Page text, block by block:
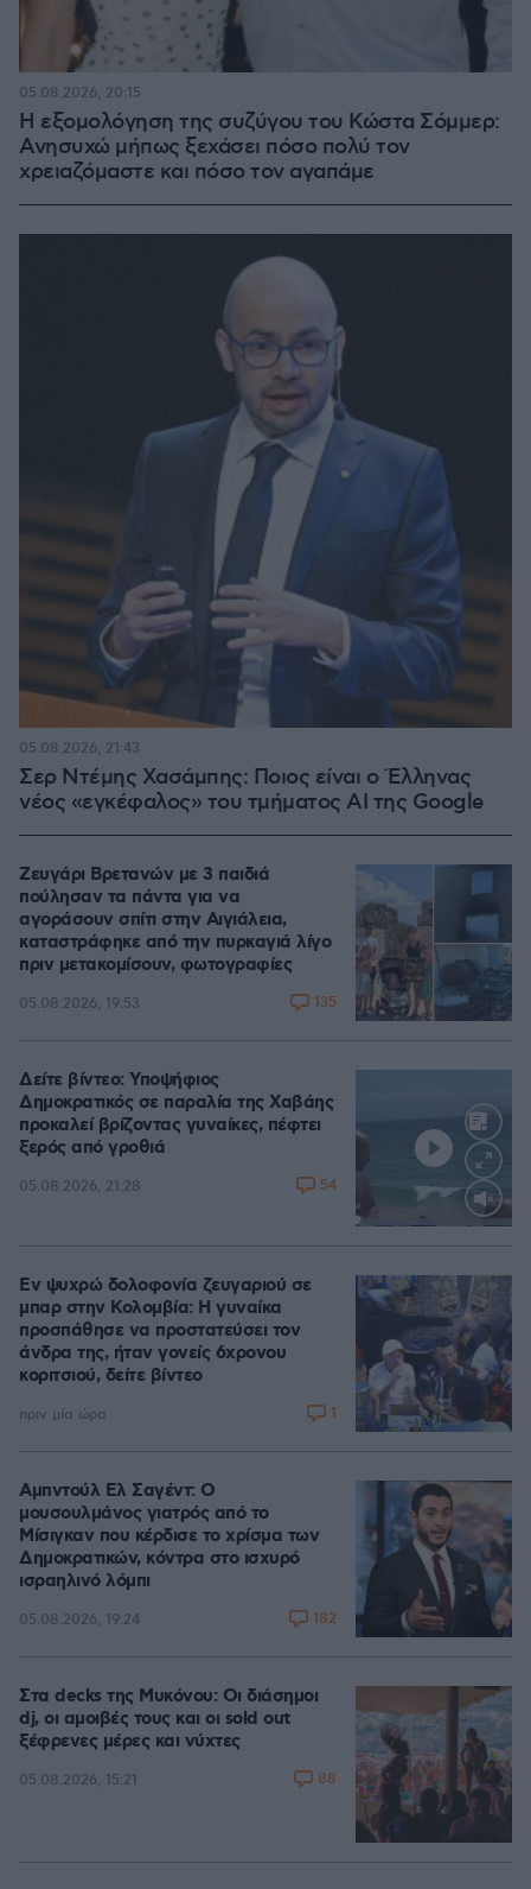
Η εξομολόγηση της συζύγου του Κώστα Σόμμερ:
Ανησυχώ μήπως ξεχάσει πόσο πολύ τον
χρειαζόμαστε και πόσο τον αγαπάμε
05.08.2026, 20:15
Σερ Ντέμης Χασάμπης: Ποιος είναι ο Έλληνας
νέος «εγκέφαλος» του τμήματος AI της Google
05.08.2026, 21:43
Ζευγάρι Βρετανών με 3 παιδιά
πούλησαν τα πάντα για να
αγοράσουν σπίτι στην Αιγιάλεια,
καταστράφηκε από την πυρκαγιά λίγο
πριν μετακομίσουν, φωτογραφίες
05.08.2026, 19:53 135
Loaded
Δείτε βίντεο: Υποψήφιος
Δημοκρατικός σε παραλία της Χαβάης
προκαλεί βρίζοντας γυναίκες, πέφτει
ξερός από γροθιά
05.08.2026, 21:28 54
Εν ψυχρώ δολοφονία ζευγαριού σε
μπαρ στην Κολομβία: Η γυναίκα
προσπάθησε να προστατεύσει τον
άνδρα της, ήταν γονείς 6χρονου
κοριτσιού, δείτε βίντεο
πριν μία ώρα 1
Αμπντούλ Ελ Σαγέντ: Ο
μουσουλμάνος γιατρός από το
Μίσιγκαν που κέρδισε το χρίσμα των
Δημοκρατικών, κόντρα στο ισχυρό
ισραηλινό λόμπι
05.08.2026, 19:24 182
Στα decks της Μυκόνου: Οι διάσημοι
dj, οι αμοιβές τους και οι sold out
ξέφρενες μέρες και νύχτες
05.08.2026, 15:21 88